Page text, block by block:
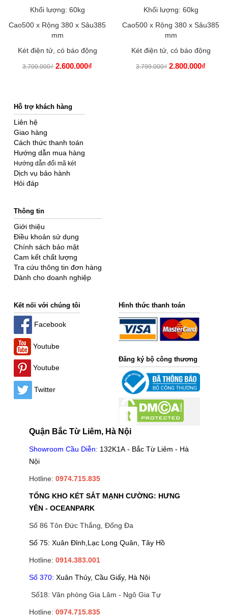
Khối lượng: 60kg
Cao500 x Rộng 380 x Sâu385
mm
Két điện tử, có báo động
3.700.000₫ 2.600.000₫
Khối lượng: 60kg
Cao500 x Rộng 380 x Sâu385
mm
Két điện tử, có báo động
3.799.000₫ 2.800.000₫
Hỗ trợ khách hàng
Liên hệ
Giao hàng
Cách thức thanh toán
Hướng dẫn mua hàng
Hướng dẫn đổi mã két
Dịch vụ bảo hành
Hỏi đáp
Thông tin
Giới thiệu
Điều khoản sử dụng
Chính sách bảo mật
Cam kết chất lượng
Tra cứu thông tin đơn hàng
Dành cho doanh nghiệp
Kết nối với chúng tôi
Facebook
Youtube
Youtube
Twitter
Hình thức thanh toán
Đăng ký bộ công thương
Quận Bắc Từ Liêm, Hà Nội
Showroom Cầu Diễn: 132K1A - Bắc Từ Liêm - Hà
Nội
Hotline: 0974.715.835
TỔNG KHO KÉT SẮT MẠNH CƯỜNG: HƯNG
YÊN - OCEANPARK
Số 86 Tôn Đức Thắng, Đống Đa
Số 75: Xuân Đỉnh,Lạc Long Quân, Tây Hồ
Hotline: 0914.383.001
Số 370: Xuân Thủy, Cầu Giấy, Hà Nội
Số18: Văn phòng Gia Lâm - Ngô Gia Tự
Hotline: 0974.715.835